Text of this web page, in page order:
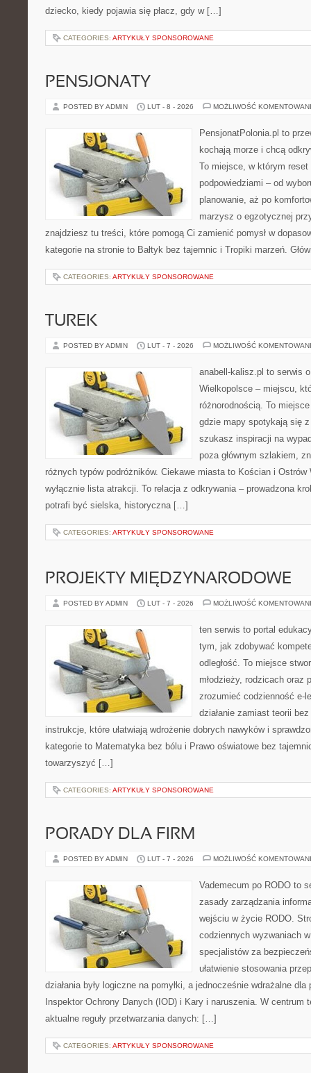
dziecko, kiedy pojawia się płacz, gdy w […]
CATEGORIES: ARTYKUŁY SPONSOROWANE
PENSJONATY
POSTED BY ADMIN LUT - 8 - 2026 MOŻLIWOŚĆ
PensjonatPolonia.pl to
kochają morze i chcą
To miejsce, w którym
podpowiedziami – od
planowanie, aż po
marzysz o egzotycznej
znajdziesz tu treści, które pomogą Ci zamienić pomysł w
kategorie na stronie to Bałtyk bez tajemnic i Tropiki marzeń.
CATEGORIES: ARTYKUŁY SPONSOROWANE
TUREK
POSTED BY ADMIN LUT - 7 - 2026 MOŻLIWOŚĆ
anabell-kalisz.pl to serwis
Wielkopolsce – miejscu,
różnorodnością. To
gdzie mapy spotykają się
szukasz inspiracji na
poza głównym szlakiem,
różnych typów podróżników. Ciekawe miasta to Kościan i
wyłącznie lista atrakcji. To relacja z odkrywania – prowadzona
potrafi być sielska, historyczna […]
CATEGORIES: ARTYKUŁY SPONSOROWANE
PROJEKTY MIĘDZYNARODOWE
POSTED BY ADMIN LUT - 7 - 2026 MOŻLIWOŚĆ
ten serwis to portal
tym, jak zdobywać
odległość. To miejsce
młodzieży, rodzicach oraz
zrozumieć codzienność e-
działanie zamiast teorii
instrukcje, które ułatwiają wdrożenie dobrych nawyków i
kategorie to Matematyka bez bólu i Prawo oświatowe bez
towarzyszyć […]
CATEGORIES: ARTYKUŁY SPONSOROWANE
PORADY DLA FIRM
POSTED BY ADMIN LUT - 7 - 2026 MOŻLIWOŚĆ
Vademecum po RODO to
zasady zarządzania
wejściu w życie RODO.
codziennych wyzwaniach
specjalistów za
ułatwienie stosowania
działania były logiczne na pomyłki, a jednocześnie wdrażalne
Inspektor Ochrony Danych (IOD) i Kary i naruszenia. W centrum
aktualne reguły przetwarzania danych: […]
CATEGORIES: ARTYKUŁY SPONSOROWANE